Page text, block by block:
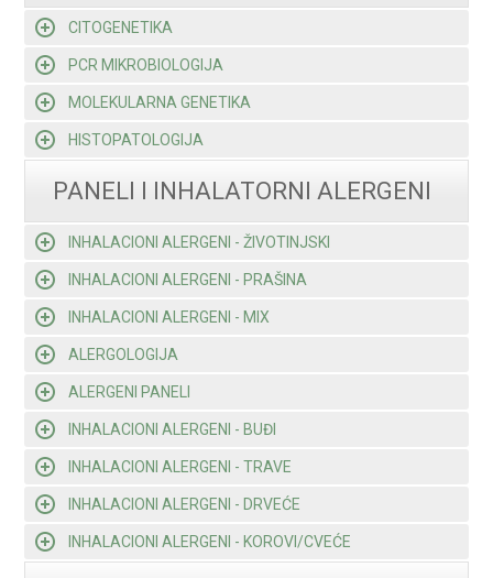
CITOGENETIKA
PCR MIKROBIOLOGIJA
MOLEKULARNA GENETIKA
HISTOPATOLOGIJA
PANELI I INHALATORNI ALERGENI
INHALACIONI ALERGENI - ŽIVOTINJSKI
INHALACIONI ALERGENI - PRAŠINA
INHALACIONI ALERGENI - MIX
ALERGOLOGIJA
ALERGENI PANELI
INHALACIONI ALERGENI - BUĐI
INHALACIONI ALERGENI - TRAVE
INHALACIONI ALERGENI - DRVEĆE
INHALACIONI ALERGENI - KOROVI/CVEĆE